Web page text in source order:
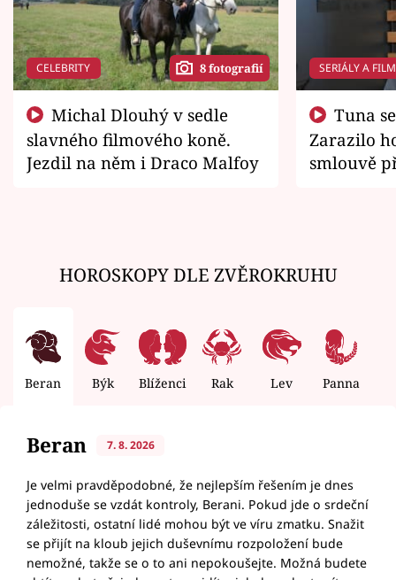
CELEBRITY 8 fotografií
slavného filmového koně.
Jezdil na něm i Draco Malfoy
SERIÁLY A
Zarazilo
smlouvě
HOROSKOPY DLE ZVĚROKRUHU
Beran Býk Blíženci Rak Lev Panna
Beran 7. 8. 2026
Je velmi pravděpodobné, že nejlepším řešením je dnes
jednoduše se vzdát kontroly, Berani. Pokud jde o srdeční
záležitosti, ostatní lidé mohou být ve víru zmatku. Snažit
se přijít na kloub jejich duševnímu rozpoložení bude
nemožné, takže se o to ani nepokoušejte. Možná budete